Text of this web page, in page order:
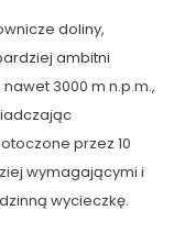
doliny,
ambitni
3000 m n.p.m.,
przez 10
wymagającymi i
wycieczkę.